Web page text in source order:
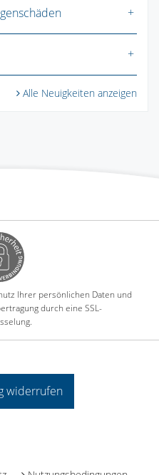
Alle Neuigkeiten anzeigen
Ihrer persönlichen Daten und
durch eine SSL-
widerrufen